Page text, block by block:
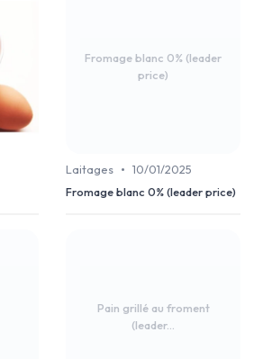
Fromage blanc 0% (leader
price)
Laitages • 10/01/2025
Fromage blanc 0% (leader price)
Pain grillé au froment
(leader...